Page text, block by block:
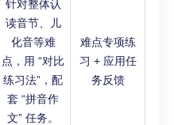
针对整体认
读音节、儿
化音等难
点，用 “对比
练习法”，配
套 “拼音作
文” 任务。
难点专项练
习 + 应用任
务反馈